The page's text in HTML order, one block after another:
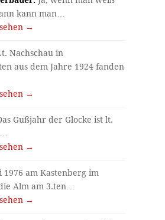
kann man…
→
Nachschau in
aus dem Jahre 1924 fanden
→
Gußjahr der Glocke ist lt.
→
1976 am Kastenberg im
Alm am 3.ten…
→